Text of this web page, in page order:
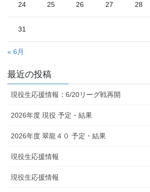
24 25 26 27 28
31
« 6月
最近の投稿
現役生応援情報：6/20リーグ戦再開
2026年度 現役 予定・結果
2026年度 翠龍４０ 予定・結果
現役生応援情報
現役生応援情報